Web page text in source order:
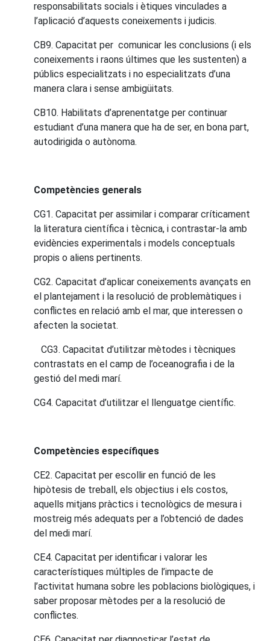
responsabilitats socials i ètiques vinculades a
l’aplicació d’aquests coneixements i judicis.
CB9. Capacitat per comunicar les conclusions (i els
coneixements i raons últimes que les sustenten) a
públics especialitzats i no especialitzats d’una
manera clara i sense ambigüitats.
CB10. Habilitats d’aprenentatge per continuar
estudiant d’una manera que ha de ser, en bona part,
autodirigida o autònoma.
Competències generals
CG1. Capacitat per assimilar i comparar críticament
la literatura científica i tècnica, i contrastar-la amb
evidències experimentals i models conceptuals
propis o aliens pertinents.
CG2. Capacitat d’aplicar coneixements avançats en
el plantejament i la resolució de problemàtiques i
conflictes en relació amb el mar, que interessen o
afecten la societat.
CG3. Capacitat d’utilitzar mètodes i tècniques
contrastats en el camp de l’oceanografia i de la
gestió del medi marí.
CG4. Capacitat d’utilitzar el llenguatge científic.
Competències específiques
CE2. Capacitat per escollir en funció de les
hipòtesis de treball, els objectius i els costos,
aquells mitjans pràctics i tecnològics de mesura i
mostreig més adequats per a l’obtenció de dades
del medi marí.
CE4. Capacitat per identificar i valorar les
característiques múltiples de l’impacte de
l’activitat humana sobre les poblacions biològiques, i
saber proposar mètodes per a la resolució de
conflictes.